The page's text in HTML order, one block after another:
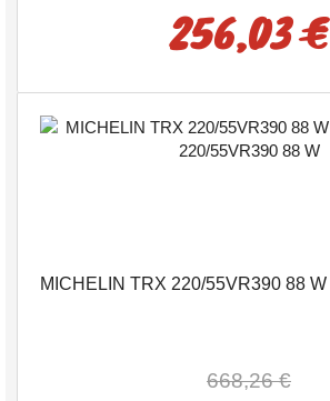
256,03 €
MICHELIN TRX 220/55VR390 88 W
668,26 €